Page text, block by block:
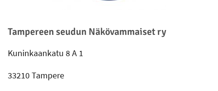
Tampereen seudun Näkövammaiset ry
Kuninkaankatu 8 A 1
33210 Tampere